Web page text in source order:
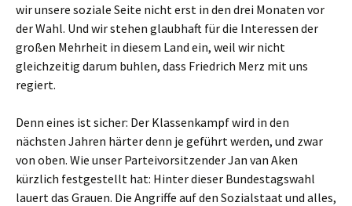
wir unsere soziale Seite nicht erst in den drei Monaten vor
der Wahl. Und wir stehen glaubhaft für die Interessen der
großen Mehrheit in diesem Land ein, weil wir nicht
gleichzeitig darum buhlen, dass Friedrich Merz mit uns
regiert.
Denn eines ist sicher: Der Klassenkampf wird in den
nächsten Jahren härter denn je geführt werden, und zwar
von oben. Wie unser Parteivorsitzender Jan van Aken
kürzlich festgestellt hat: Hinter dieser Bundestagswahl
lauert das Grauen. Die Angriffe auf den Sozialstaat und alles,